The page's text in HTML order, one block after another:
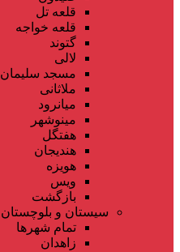
قلعه تل
قلعه خواجه
گتوند
لالی
مسجد سلیمان
ملاثانی
میانرود
مینوشهر
هفتگل
هندیجان
هویزه
ویس
بازگشت
سیستان و بلوچستان
تمام شهر‌ها
زاهدان